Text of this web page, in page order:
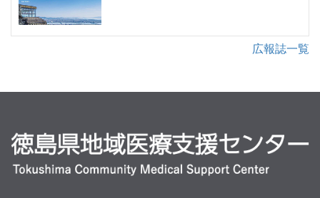
広報誌一覧